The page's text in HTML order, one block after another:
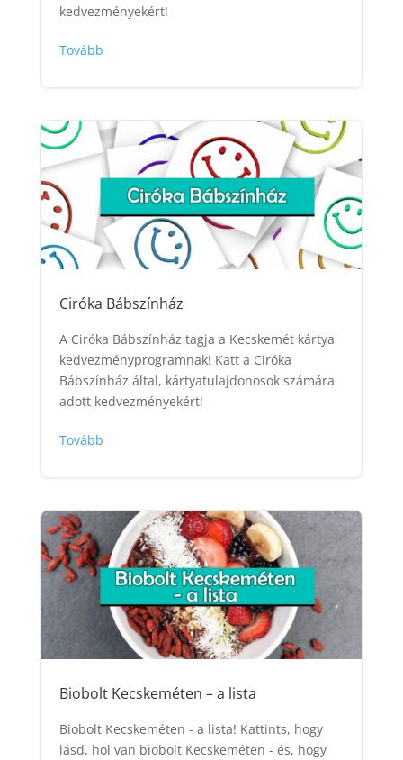
kedvezményekért!
Tovább
Ciróka Bábszínház
A Ciróka Bábszínház tagja a Kecskemét kártya
kedvezményprogramnak! Katt a Ciróka
Bábszínház által, kártyatulajdonosok számára
adott kedvezményekért!
Tovább
Biobolt Kecskeméten – a lista
Biobolt Kecskeméten - a lista! Kattints, hogy
lásd, hol van biobolt Kecskeméten - és, hogy